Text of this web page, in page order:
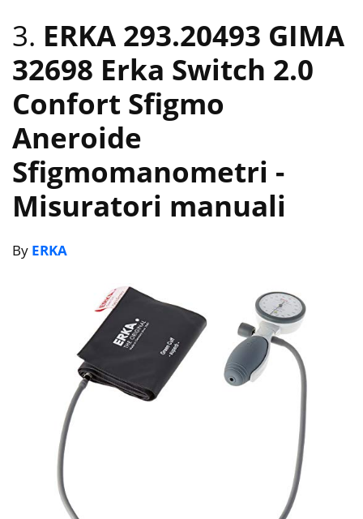
3. ERKA 293.20493 GIMA
32698 Erka Switch 2.0
Confort Sfigmo
Aneroide
Sfigmomanometri -
Misuratori manuali
By ERKA